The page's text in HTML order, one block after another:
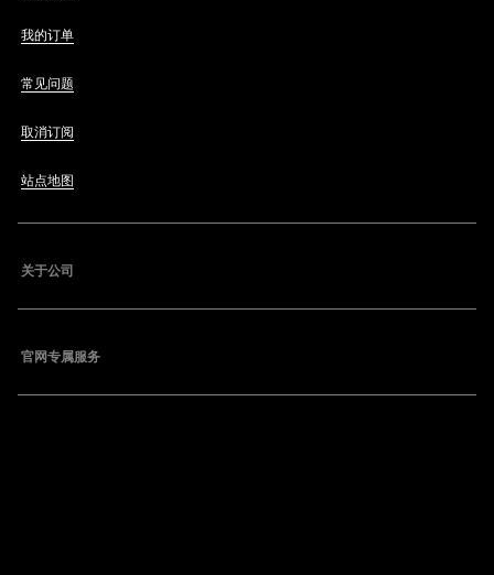
我的订单
常见问题
取消订阅
站点地图
关于公司
官网专属服务